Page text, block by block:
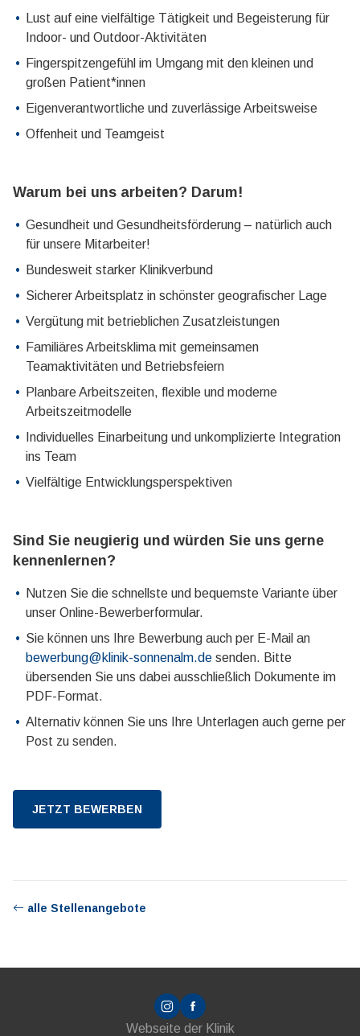
Lust auf eine vielfältige Tätigkeit und Begeisterung für
Indoor- und Outdoor-Aktivitäten
Fingerspitzengefühl im Umgang mit den kleinen und
großen Patient*innen
Eigenverantwortliche und zuverlässige Arbeitsweise
Offenheit und Teamgeist
Warum bei uns arbeiten? Darum!
Gesundheit und Gesundheitsförderung – natürlich auch
für unsere Mitarbeiter!
Bundesweit starker Klinikverbund
Sicherer Arbeitsplatz in schönster geografischer Lage
Vergütung mit betrieblichen Zusatzleistungen
Familiäres Arbeitsklima mit gemeinsamen
Teamaktivitäten und Betriebsfeiern
Planbare Arbeitszeiten, flexible und moderne
Arbeitszeitmodelle
Individuelles Einarbeitung und unkomplizierte Integration
ins Team
Vielfältige Entwicklungsperspektiven
Sind Sie neugierig und würden Sie uns gerne
kennenlernen?
Nutzen Sie die schnellste und bequemste Variante über
unser Online-Bewerberformular.
Sie können uns Ihre Bewerbung auch per E-Mail an
bewerbung@klinik-sonnenalm.de senden. Bitte
übersenden Sie uns dabei ausschließlich Dokumente im
PDF-Format.
Alternativ können Sie uns Ihre Unterlagen auch gerne per
Post zu senden.
JETZT BEWERBEN
alle Stellenangebote
Webseite der Klinik